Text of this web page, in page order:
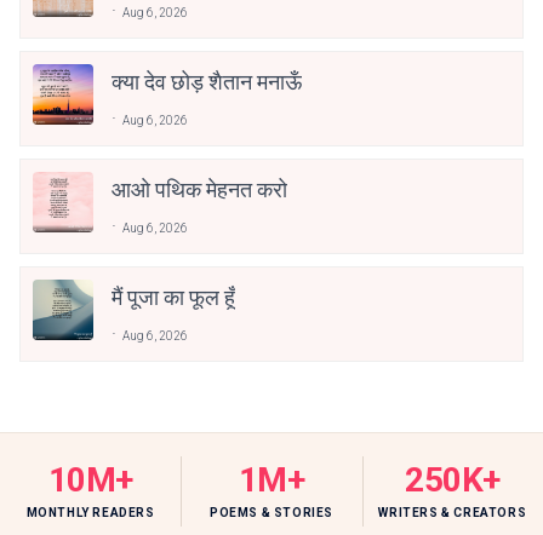
Aug 6, 2026
क्या देव छोड़ शैतान मनाऊँ
Aug 6, 2026
आओ पथिक मेहनत करो
Aug 6, 2026
मैं पूजा का फूल हूँ
Aug 6, 2026
10M+
MONTHLY READERS
1M+
POEMS & STORIES
250K+
WRITERS & CREATORS